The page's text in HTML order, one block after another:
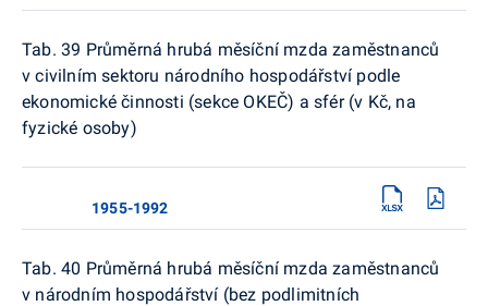
Tab. 39 Průměrná hrubá měsíční mzda zaměstnanců
v civilním sektoru národního hospodářství podle
ekonomické činnosti (sekce OKEČ) a sfér (v Kč, na
fyzické osoby)
1955-1992
Tab. 40 Průměrná hrubá měsíční mzda zaměstnanců
v národním hospodářství (bez podlimitních